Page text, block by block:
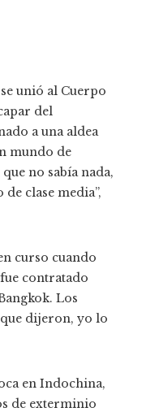
unió al Cuerpo
del
a una aldea
mundo de
no sabía nada,
clase media”,
curso cuando
contratado
Los
dijeron, yo lo
en Indochina,
de exterminio